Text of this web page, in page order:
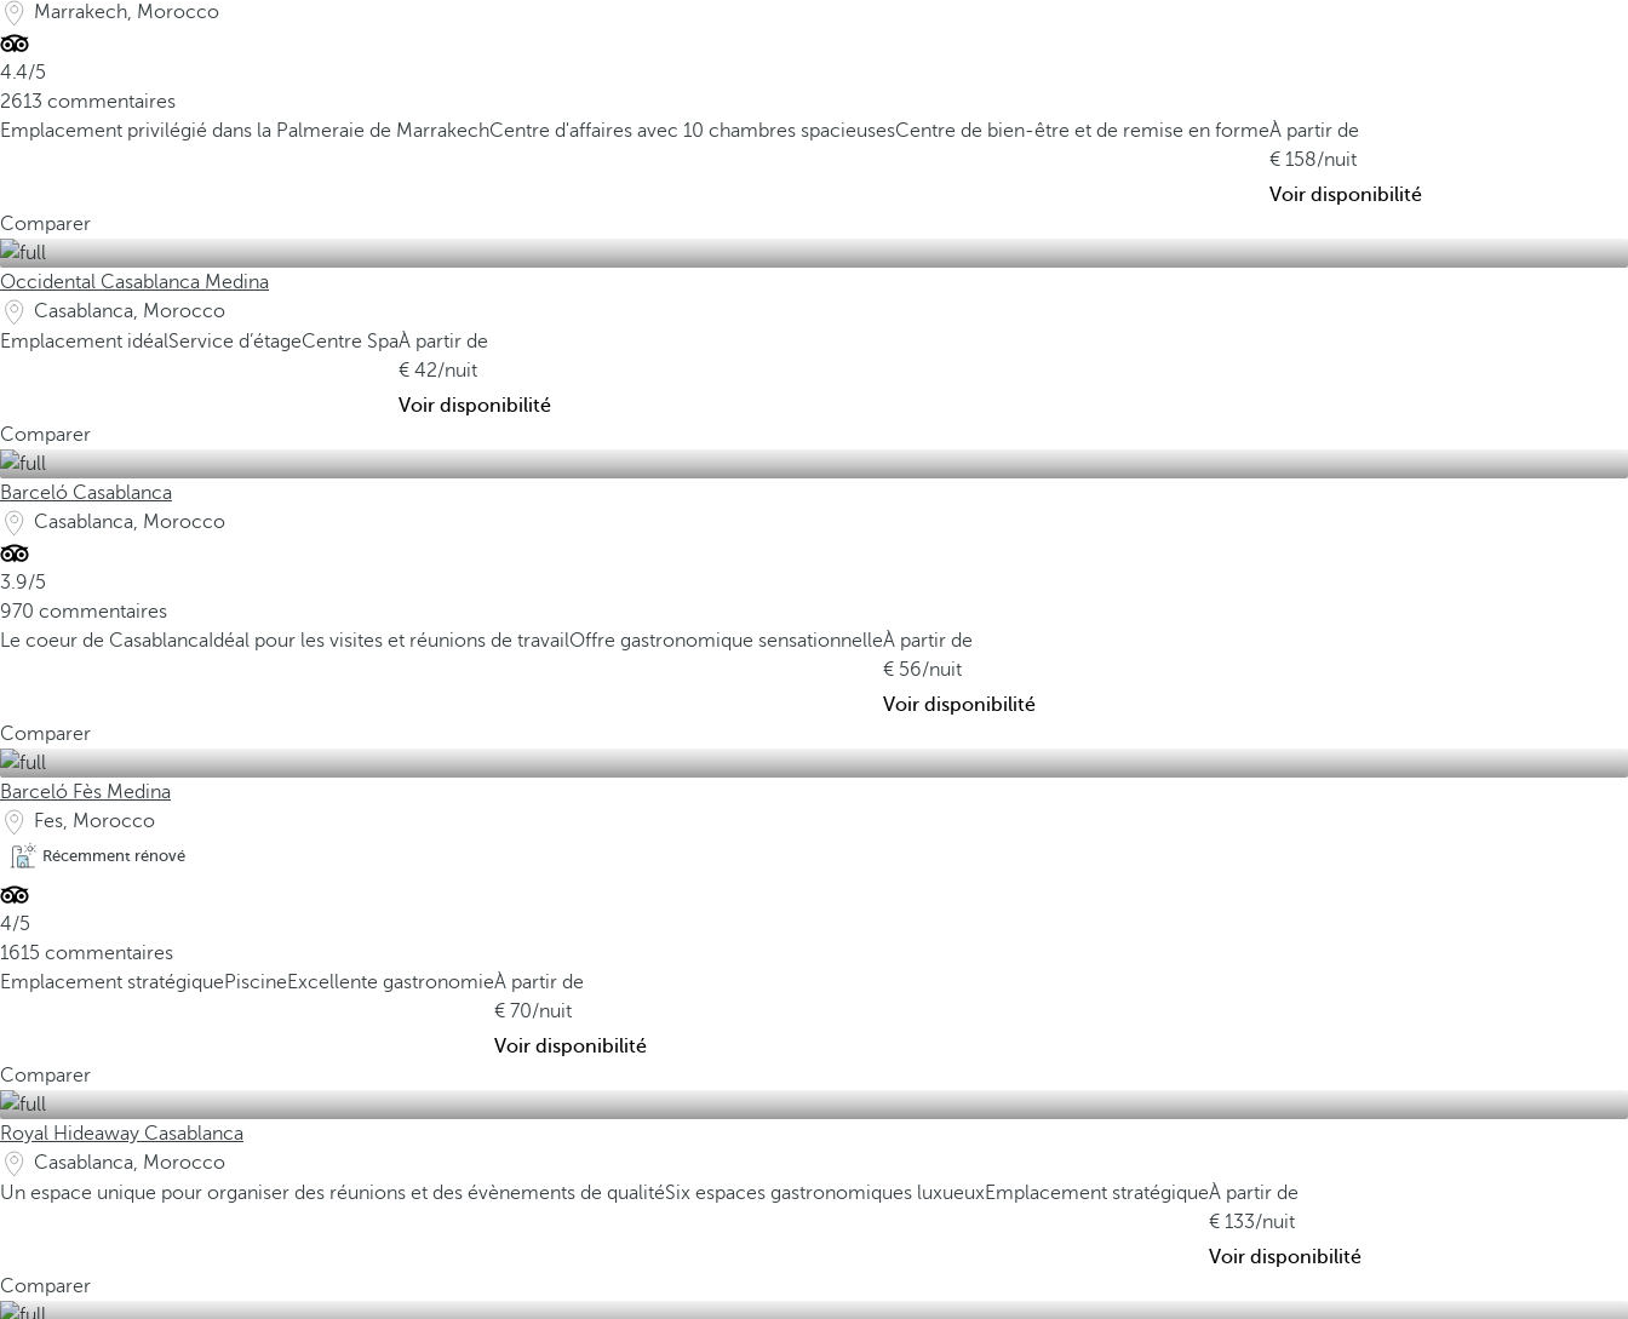
Marrakech, Morocco
4.4/5
2613 commentaires
Emplacement privilégié dans la Palmeraie de MarrakechCentre d'affaires avec 10 chambres spacieusesCentre de bien-être et de remise en formeÀ partir de
158/nuit
Voir disponibilité
Comparer
Occidental Casablanca Medina
Casablanca, Morocco
Emplacement idéalService d’étageCentre SpaÀ partir de
42/nuit
Voir disponibilité
Comparer
Barceló Casablanca
Casablanca, Morocco
3.9/5
970 commentaires
Le coeur de Casablanca Idéal pour les visites et réunions de travailOffre gastronomique sensationnelleÀ partir de
56/nuit
Voir disponibilité
Comparer
Barceló Fès Medina
Fes, Morocco
Récemment rénové
4/5
1615 commentaires
Emplacement stratégiquePiscineExcellente gastronomieÀ partir de
70/nuit
Voir disponibilité
Comparer
Royal Hideaway Casablanca
Casablanca, Morocco
Un espace unique pour organiser des réunions et des évènements de qualitéSix espaces gastronomiques luxueuxEmplacement stratégiqueÀ partir de
133/nuit
Voir disponibilité
Comparer